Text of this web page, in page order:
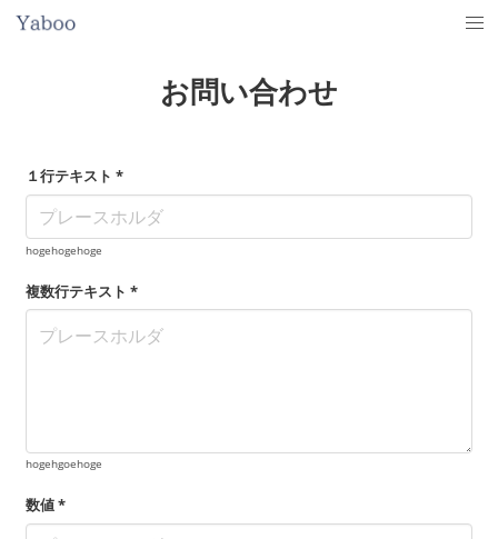
お問い合わせ
１行テキスト *
hogehogehoge
複数行テキスト *
hogehgoehoge
数値 *